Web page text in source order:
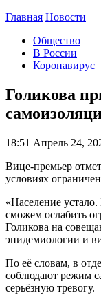
Главная Новости
Общество
В России
Коронавирус
Голикова
18:51 Апрель 24,
Вице-премьер
условиях
«Население
сможем ослабить
Голикова на
эпидемиологии и
По её словам, в
соблюдают режим
серьёзную тревогу.